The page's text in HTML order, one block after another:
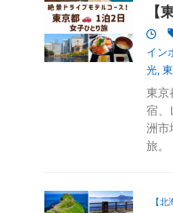
【
イン
光,
東京
宿、
洲市
旅。
【北